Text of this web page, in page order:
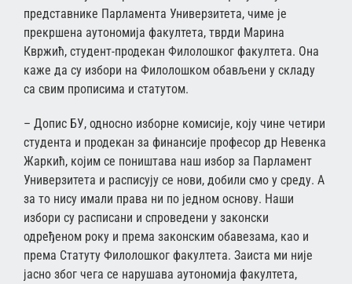
представнике Парламента Универзитета, чиме је
прекршена аутономија факултета, тврди Марина
Квржић, студент-продекан Филолошког факултета. Она
каже да су избори на Филолошком обављени у складу
са свим прописима и статутом.
– Допис БУ, односно изборне комисије, коју чине четири
студента и продекан за финансије професор др Невенка
Жаркић, којим се поништава наш избор за Парламент
Универзитета и расписују се нови, добили смо у среду. А
за то нису имали права ни по једном основу. Наши
избори су расписани и спроведени у законски
одређеном року и према законским обавезама, као и
према Статуту Филолошког факултета. Заиста ми није
јасно због чега се нарушава аутономија факултета,